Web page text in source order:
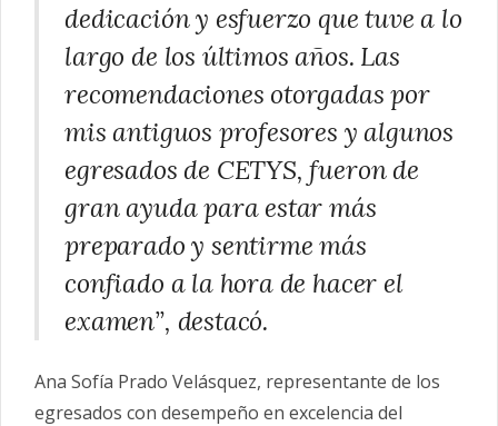
dedicación y esfuerzo que tuve a lo
largo de los últimos años. Las
recomendaciones otorgadas por
mis antiguos profesores y algunos
egresados de CETYS, fueron de
gran ayuda para estar más
preparado y sentirme más
confiado a la hora de hacer el
examen”, destacó.
Ana Sofía Prado Velásquez, representante de los
egresados con desempeño en excelencia del